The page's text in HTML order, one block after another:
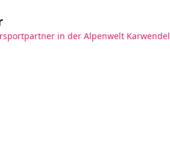
in der Alpenwelt Karwendel